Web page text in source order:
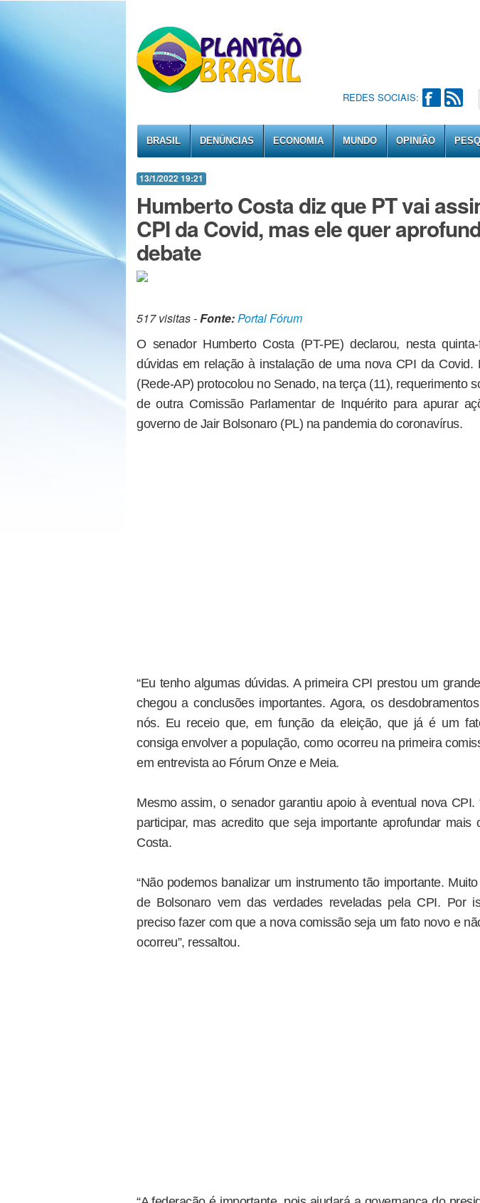
REDES SOCIAIS:
BRASIL DENÚNCIAS ECONOMIA MUNDO OPINIÃO
13/1/2022 19:21
Humberto Costa diz que PT vai
CPI da Covid, mas ele quer
debate
517 visitas -Fonte:Portal Fórum
O senador Humberto Costa (PT-PE) declarou, nesta
dúvidas em relação à instalação de uma nova CPI da Covid.
(Rede-AP) protocolou no Senado, na terça (11), requerimento
de outra Comissão Parlamentar de Inquérito para apurar
governo de Jair Bolsonaro (PL) na pandemia do coronavírus.
“Eu tenho algumas dúvidas. A primeira CPI prestou um
chegou a conclusões importantes. Agora, os
nós. Eu receio que, em função da eleição, que já é um
consiga envolver a população, como ocorreu na primeira
em entrevista ao Fórum Onze e Meia.
Mesmo assim, o senador garantiu apoio à eventual nova CPI.
participar, mas acredito que seja importante aprofundar mais
Costa.
“Não podemos banalizar um instrumento tão importante.
de Bolsonaro vem das verdades reveladas pela CPI. Por
preciso fazer com que a nova comissão seja um fato novo e
ocorreu”, ressaltou.